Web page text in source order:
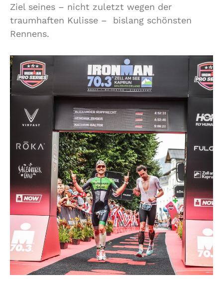
Ziel seines – nicht zuletzt wegen der
traumhaften Kulisse – bislang schönsten
Rennens.